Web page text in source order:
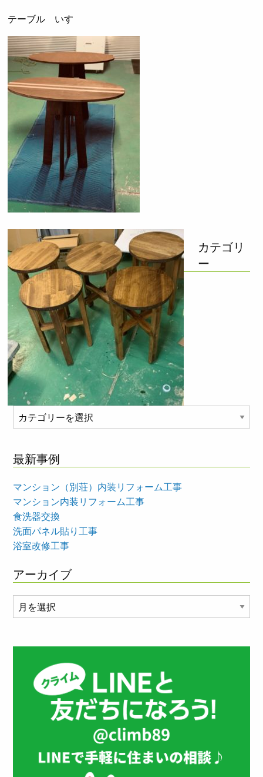
テーブル いす
カテゴリ
ー
テ
リ
最新事例
マンション（別荘）内装リフォーム工事
マンション内装リフォーム工事
食洗器交換
洗面パネル貼り工事
浴室改修工事
アーカイブ
ー
イ